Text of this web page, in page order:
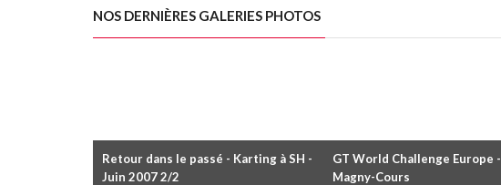
NOS DERNIÈRES GALERIES PHOTOS
Retour dans le passé - Karting à SH -
Juin 2007 2/2
GT World Challenge Europe -
Magny-Cours